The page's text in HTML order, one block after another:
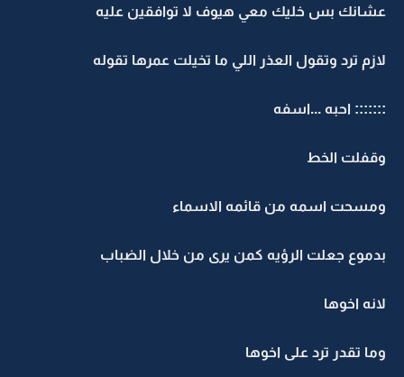
عشانك بس خليك معي هيوف لا توافقين عليه
لازم ترد وتقول العذر اللي ما تخيلت عمرها تقوله
::::::: احبه ...اسفه
وقفلت الخط
ومسحت اسمه من قائمه الاسماء
بدموع جعلت الرؤيه كمن يرى من خلال الضباب
لانه اخوها
وما تقدر ترد على اخوها